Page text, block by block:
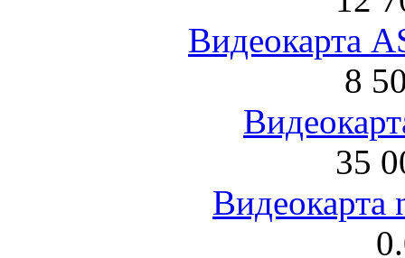
Видеокарта
8
35
Видеокарта